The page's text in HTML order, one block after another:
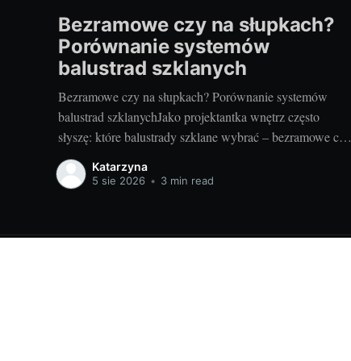
Bezramowe czy na słupkach?
Porównanie systemów
balustrad szklanych
Bezramowe czy na słupkach? Porównanie systemów
balustrad szklanychJako projektantka wnętrz często
słyszę: które balustrady szklane wybrać – bezramowe czy
na słupkach? Oba systemy potrafią wyglądać zjawiskowo
i podnieść wartość nieruchomości, ale różnią się
w domach, mieszkaniach i obiektach usługowych. Czym
Katarzyna
5 sie 2026 • 3 min read